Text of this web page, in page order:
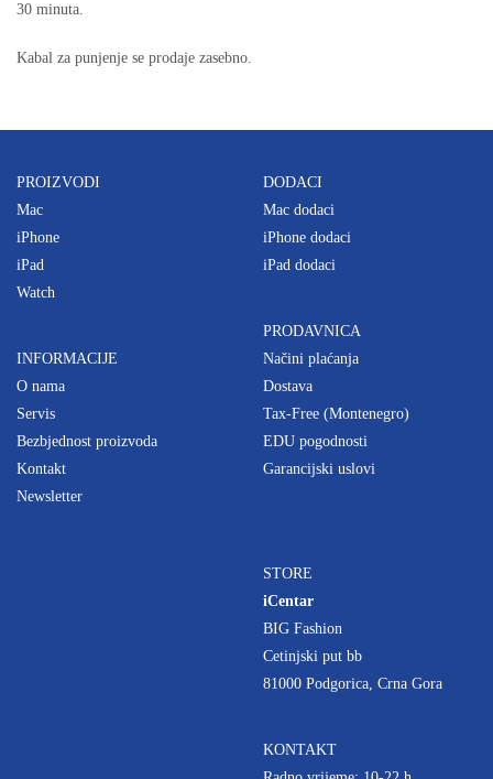
30 minuta.
Kabal za punjenje se prodaje zasebno.
PROIZVODI
Mac
iPhone
iPad
Watch
INFORMACIJE
O nama
Servis
Bezbjednost proizvoda
Kontakt
Newsletter
DODACI
Mac dodaci
iPhone dodaci
iPad dodaci
PRODAVNICA
Načini plaćanja
Dostava
Tax-Free (Montenegro)
EDU pogodnosti
Garancijski uslovi
STORE
iCentar
BIG Fashion
Cetinjski put bb
81000 Podgorica, Crna Gora
KONTAKT